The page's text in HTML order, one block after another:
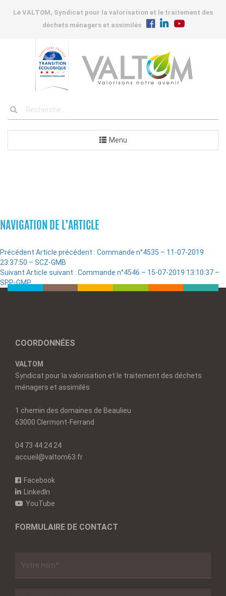
Le VALTOM, Syndicat pour la valorisation et le traitement des
déchets ménagers et assimilés
Menu
NAVIGATION DE L’ARTICLE
Précédent Article précédent : Commande n°4535 – 11-07-2019
23:37:50 – SCZ-GMB
Suivant Article suivant : Commande n°4546 – 15-07-2019 13:10:37 –
SPP-GMP
COORDONNÉES
VALTOM
Syndicat pour la valorisation et le traitement des déchets
ménagers et assimilés
1 chemin des domaines de Beaulieu
63000 Clermont-Ferrand
04 73 44 24 24
accueil@valtom63.fr
Facebook
LinkedIn
YouTube
FORMULAIRE DE CONTACT